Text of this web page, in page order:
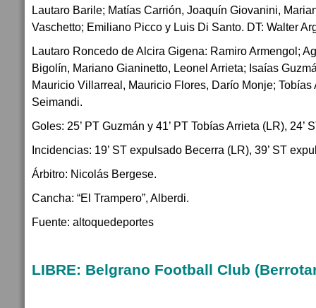
Lautaro Barile; Matías Carrión, Joaquín Giovanini,
Vaschetto; Emiliano Picco y Luis Di Santo. DT: Walter
Lautaro Roncedo de Alcira Gigena: Ramiro Armengol;
Bigolín, Mariano Gianinetto, Leonel Arrieta; Isaías
Mauricio Villarreal, Mauricio Flores, Darío Monje; Tobías
Seimandi.
Goles: 25’ PT Guzmán y 41’ PT Tobías Arrieta (LR), 24’
Incidencias: 19’ ST expulsado Becerra (LR), 39’ ST
Árbitro: Nicolás Bergese.
Cancha: “El Trampero”, Alberdi.
Fuente: altoquedeportes
LIBRE: Belgrano Football Club